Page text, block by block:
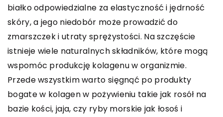
białko odpowiedzialne za elastyczność i jędrność
skóry, a jego niedobór może prowadzić do
zmarszczek i utraty sprężystości. Na szczęście
istnieje wiele naturalnych składników, które mogą
wspomóc produkcję kolagenu w organizmie.
Przede wszystkim warto sięgnąć po produkty
bogate w kolagen w pożywieniu takie jak rosół na
bazie kości, jaja, czy ryby morskie jak łosoś i